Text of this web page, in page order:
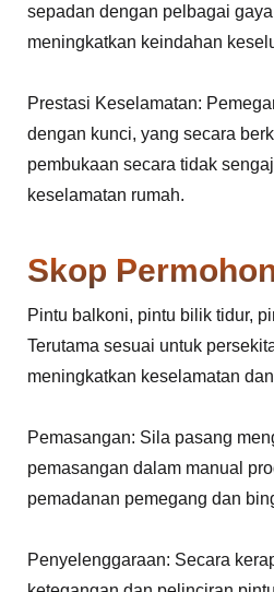
sepadan dengan pelbagai
meningkatkan keindahan
Prestasi Keselamatan:
dengan kunci, yang secara
pembukaan secara tidak
keselamatan rumah.
Skop
Pintu balkoni, pintu bilik tidur,
Terutama sesuai untuk
meningkatkan keselamatan
Pemasangan: Sila pasang
pemasangan dalam manual
pemadanan pemegang dan
Penyelenggaraan: Secara